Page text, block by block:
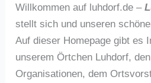
Willkommen auf luhdorf.de –
stellt sich und unseren
Auf dieser Homepage gibt es
unserem Örtchen Luhdorf,
Organisationen, dem